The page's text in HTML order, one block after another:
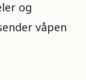
og
våpen